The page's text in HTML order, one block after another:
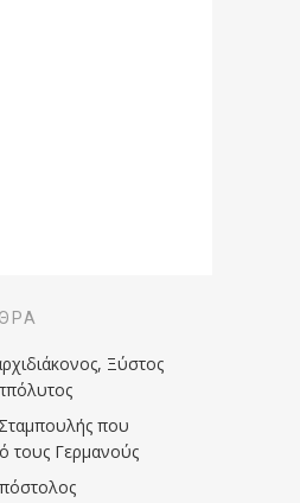
Ξύστος
που
τους Γερμανούς